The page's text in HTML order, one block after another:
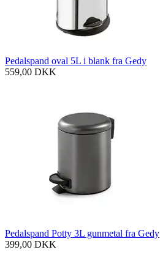
Pedalspand oval 5L i blank fra Gedy
559,00 DKK
Pedalspand Potty 3L gunmetal fra Gedy
399,00 DKK